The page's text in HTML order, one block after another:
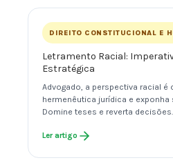
DIREITO CONSTITUCIONAL E
Letramento Racial:
Estratégica
Advogado, a perspectiva racial é
hermenêutica jurídica e
Domine teses e reverta decisões.
Ler artigo